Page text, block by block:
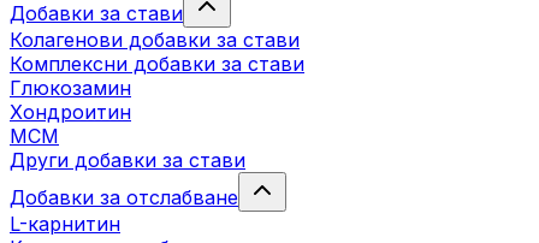
Добавки за стави
Колагенови добавки за стави
Комплексни добавки за стави
Глюкозамин
Хондроитин
МСМ
Други добавки за стави
Добавки за отслабване
L-карнитин